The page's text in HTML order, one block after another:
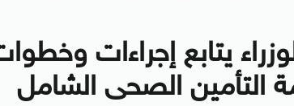
يتابع إجراءات
التأمين الصحى الشامل